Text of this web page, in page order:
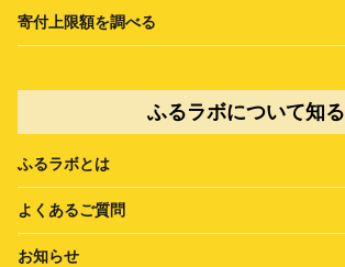
寄付上限額を調べる
ふるラボについて知る
ふるラボとは
よくあるご質問
お知らせ